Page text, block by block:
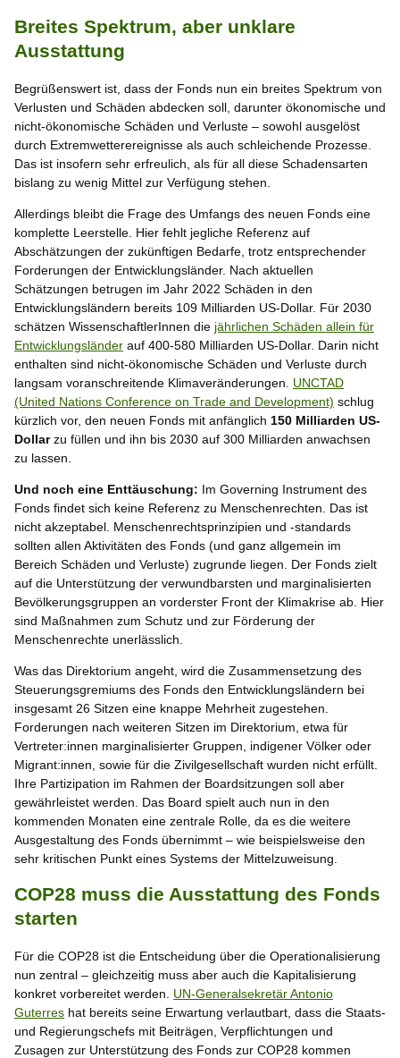
Breites Spektrum, aber unklare
Ausstattung
Begrüßenswert ist, dass der Fonds nun ein breites Spektrum von
Verlusten und Schäden abdecken soll, darunter ökonomische und
nicht-ökonomische Schäden und Verluste – sowohl ausgelöst
durch Extremwetterereignisse als auch schleichende Prozesse.
Das ist insofern sehr erfreulich, als für all diese Schadensarten
bislang zu wenig Mittel zur Verfügung stehen.
Allerdings bleibt die Frage des Umfangs des neuen Fonds eine
komplette Leerstelle. Hier fehlt jegliche Referenz auf
Abschätzungen der zukünftigen Bedarfe, trotz entsprechender
Forderungen der Entwicklungsländer. Nach aktuellen
Schätzungen betrugen im Jahr 2022 Schäden in den
Entwicklungsländern bereits 109 Milliarden US-Dollar. Für 2030
schätzen WissenschaftlerInnen die jährlichen Schäden allein für
Entwicklungsländer auf 400-580 Milliarden US-Dollar. Darin nicht
enthalten sind nicht-ökonomische Schäden und Verluste durch
langsam voranschreitende Klimaveränderungen. UNCTAD
(United Nations Conference on Trade and Development) schlug
kürzlich vor, den neuen Fonds mit anfänglich 150 Milliarden US-
Dollarzu füllen und ihn bis 2030 auf 300 Milliarden anwachsen
zu lassen.
Und noch eine Enttäuschung: Im Governing Instrument des
Fonds findet sich keine Referenz zu Menschenrechten. Das ist
nicht akzeptabel. Menschenrechtsprinzipien und -standards
sollten allen Aktivitäten des Fonds (und ganz allgemein im
Bereich Schäden und Verluste) zugrunde liegen. Der Fonds zielt
auf die Unterstützung der verwundbarsten und marginalisierten
Bevölkerungsgruppen an vorderster Front der Klimakrise ab. Hier
sind Maßnahmen zum Schutz und zur Förderung der
Menschenrechte unerlässlich.
Was das Direktorium angeht, wird die Zusammensetzung des
Steuerungsgremiums des Fonds den Entwicklungsländern bei
insgesamt 26 Sitzen eine knappe Mehrheit zugestehen.
Forderungen nach weiteren Sitzen im Direktorium, etwa für
Vertreter:innen marginalisierter Gruppen, indigener Völker oder
Migrant:innen, sowie für die Zivilgesellschaft wurden nicht erfüllt.
Ihre Partizipation im Rahmen der Boardsitzungen soll aber
gewährleistet werden. Das Board spielt auch nun in den
kommenden Monaten eine zentrale Rolle, da es die weitere
Ausgestaltung des Fonds übernimmt – wie beispielsweise den
sehr kritischen Punkt eines Systems der Mittelzuweisung.
COP28 muss die Ausstattung des Fonds
starten
Für die COP28 ist die Entscheidung über die Operationalisierung
nun zentral – gleichzeitig muss aber auch die Kapitalisierung
konkret vorbereitet werden. UN-Generalsekretär Antonio
Guterres hat bereits seine Erwartung verlautbart, dass die Staats-
und Regierungschefs mit Beiträgen, Verpflichtungen und
Zusagen zur Unterstützung des Fonds zur COP28 kommen